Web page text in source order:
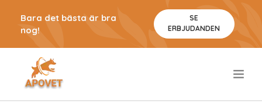
Bara det bästa är bra
nog!
SE
ERBJUDANDEN